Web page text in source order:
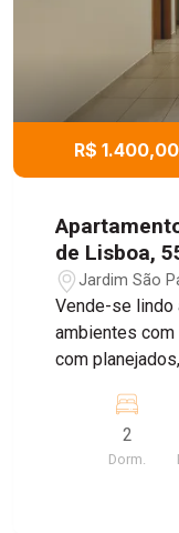
R$
de Lisboa,
Paulo/Rio
Jardim São
Vende-se lindo
ambientes com
com
garagens
2
Dorm.